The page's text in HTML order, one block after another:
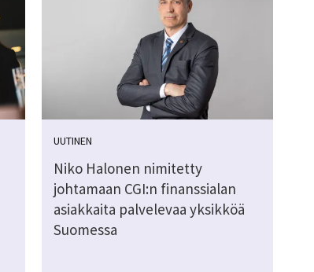
UUTINEN
Niko Halonen nimitetty
johtamaan CGI:n finanssialan
asiakkaita palvelevaa yksikköä
Suomessa